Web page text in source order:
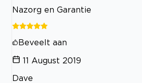
Nazorg en Garantie
Beveelt aan
11 August 2019
Dave